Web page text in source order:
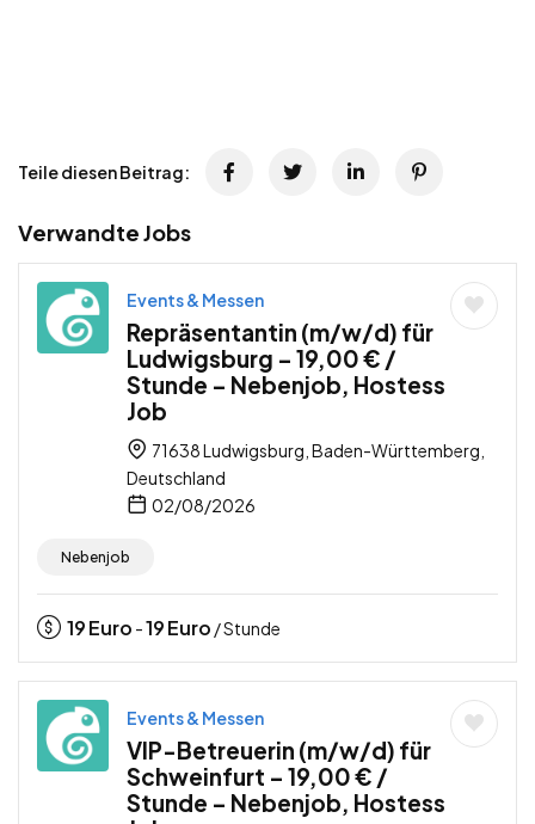
Teile diesen Beitrag:
Verwandte Jobs
Events & Messen
Repräsentantin (m/w/d) für
Ludwigsburg – 19,00 € /
Stunde – Nebenjob, Hostess
Job
71638 Ludwigsburg, Baden-Württemberg,
Deutschland
02/08/2026
Nebenjob
19Euro -19Euro / Stunde
Events & Messen
VIP-Betreuerin (m/w/d) für
Schweinfurt – 19,00 € /
Stunde – Nebenjob, Hostess